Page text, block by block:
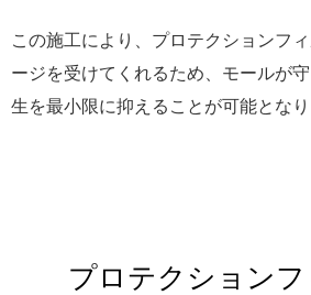
この施工により、プロテクションフ
ージを受けてくれるため、モールが
生を最小限に抑えることが可能となり
プロテクションフ